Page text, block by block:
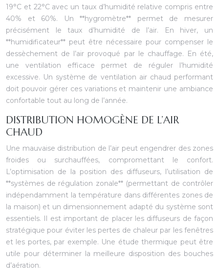
19°C et 22°C avec un taux d’humidité relative compris entre
40% et 60%. Un **hygromètre** permet de mesurer
précisément le taux d’humidité de l’air. En hiver, un
**humidificateur** peut être nécessaire pour compenser le
dessèchement de l’air provoqué par le chauffage. En été,
une ventilation efficace permet de réguler l’humidité
excessive. Un système de ventilation air chaud performant
doit pouvoir gérer ces variations et maintenir une ambiance
confortable tout au long de l’année.
DISTRIBUTION HOMOGÈNE DE L’AIR
CHAUD
Une mauvaise distribution de l’air peut engendrer des zones
froides ou surchauffées, compromettant le confort.
L’optimisation de la position des diffuseurs, l’utilisation de
**systèmes de régulation zonale** (permettant de contrôler
indépendamment la température dans différentes zones de
la maison) et un dimensionnement adapté du système sont
essentiels. Il est important de placer les diffuseurs de façon
stratégique pour éviter les pertes de chaleur par les fenêtres
et les portes, par exemple. Une étude thermique peut être
utile pour déterminer la meilleure disposition des bouches
d’aération.